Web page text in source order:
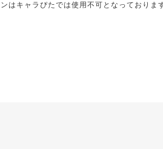
はキャラぴたでは使用不可となっておりま